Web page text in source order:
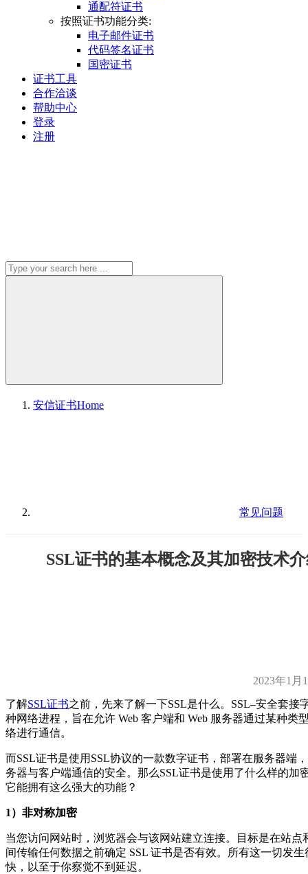
通配符证书
按照证书功能分类:
电子邮件证书
代码签名证书
国密证书
证书工具
合作洽谈
帮助中心
登录
注册
安信证书Home
常见问题
SSL证书的基本概念及其加密技术
2023年1月
了解SSL证书之前，先来了解一下SSL是什么。SSL–安全套接
种网络进程，旨在允许 Web 客户端和 Web 服务器通过某种类
络进行通信。
而SSL证书是使用SSL协议的一款数字证书，部署在服务器端
务器与客户端通信的安全。那么SSL证书是使用了什么样的加
它能拥有这么强大的功能？
1）非对称加密
当您访问网站时，浏览器会与该网站建立连接。目标是在站点
间传输任何数据之前确定 SSL 证书是否有效。所有这一切发生
快，以至于你察觉不到延迟。